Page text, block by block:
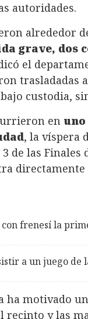
autoridades.
alrededor
grave, dos
el
trasladadas
custodia,
en
, la víspera
de las Finales
frenesí la
a un juego de
ha motivado
y las